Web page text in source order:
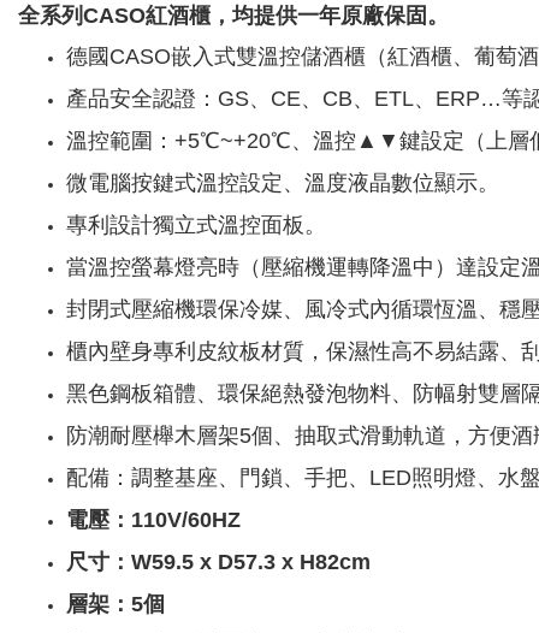
全系列CASO紅酒櫃，均提供一年原廠保固。
德國CASO嵌入式雙溫控儲酒櫃（紅酒櫃、葡萄
產品安全認證：GS、CE、CB、ETL、ERP…等
溫控範圍：+5℃~+20℃、溫控▲▼鍵設定（上層
微電腦按鍵式溫控設定、溫度液晶數位顯示。
專利設計獨立式溫控面板。
當溫控螢幕燈亮時（壓縮機運轉降溫中）達設定
封閉式壓縮機環保冷媒、風冷式內循環恆溫、穩
櫃內壁身專利皮紋板材質，保濕性高不易結露、
黑色鋼板箱體、環保絕熱發泡物料、防幅射雙層
防潮耐壓櫸木層架5個、抽取式滑動軌道，方便
配備：調整基座、門鎖、手把、LED照明燈、水
電壓：110V/60HZ
尺寸：W59.5 x D57.3 x H82cm
層架：5個